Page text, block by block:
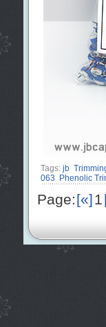
Tags: jb
063
Phenolic
Page:[«]1